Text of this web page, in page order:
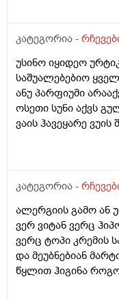
დამატენიანებელი
შემიხლია
უარესი ხომ
ტანოს კანი მაგრამ
ბაბე იფრო ნახია და
იგრო
ბინჩენი უკეთესია
კატეგორია -
უსინო იყიდეო
საშუალებებიო
ანუ პარფიუმი
ოსეთი სუნი აქვს
ვაის ჰავეყარე
დამატენიანებელ
ბუბჩენის შამპუნი
კატეგორია -
ალერგიის გამო ან
ვერ ვიტან ვერც
ვერც ტოპი კრემის
და მეუბნებიან
წყლით ჰიგინა